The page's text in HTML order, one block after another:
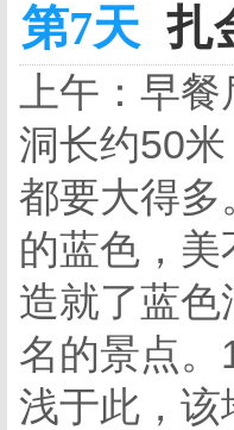
第7天 扎
上午：早
洞长约50
都要大得多
的蓝色，
造就了蓝
名的景点
浅于此，该